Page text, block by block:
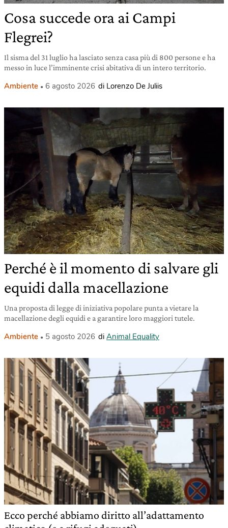
Cosa succede ora ai Campi
Flegrei?
Il sisma del 31 luglio ha lasciato senza casa più di 800 persone e ha
messo in luce l’imminente crisi abitativa di un intero territorio.
Ambiente 6 agosto 2026 di Lorenzo De Juliis
Perché è il momento di salvare gli
equidi dalla macellazione
Una proposta di legge di iniziativa popolare punta a vietare la
macellazione degli equidi e a garantire loro maggiori tutele.
Ambiente 5 agosto 2026 di Animal Equality
Ecco perché abbiamo diritto all’adattamento